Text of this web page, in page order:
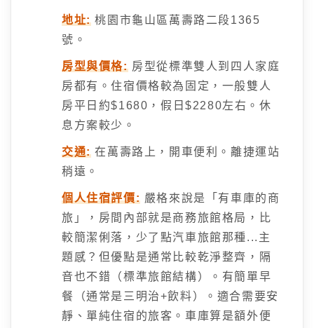
地址:桃園市龜山區萬壽路二段1365
號。
房型與價格:房型從標準雙人到四人家庭
房都有。住宿價格較為固定，一般雙人
房平日約$1680，假日$2280左右。休
息方案較少。
交通:在萬壽路上，開車便利。離捷運站
稍遠。
個人住宿評價: 嚴格來說是「有車庫的商
旅」，房間內部就是商務旅館格局，比
較簡潔俐落，少了點汽車旅館那種...主
題感？但優點是通常比較乾淨整齊，隔
音也不錯（標準旅館結構）。有簡單早
餐（通常是三明治+飲料）。適合需要安
靜、單純住宿的旅客。車庫算是額外便